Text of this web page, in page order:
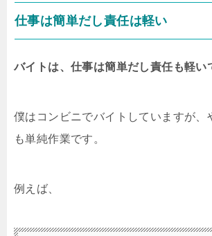
仕事は簡単だし責任は軽い
バイトは、仕事は簡単だし責任も軽い
僕はコンビニでバイトしていますが、
も単純作業です。
例えば、